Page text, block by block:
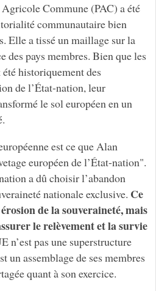
Commune (PAC) a été
communautaire bien
Elle a tissé un maillage sur la
des pays membres. Bien que les
historiquement des
de l’État-nation, leur
le sol européen en un
est ce que Alan
européen de l’État-nation".
a dû choisir l’abandon
nationale exclusive. Ce
de la souveraineté, mais
le relèvement et la survie
n’est pas une superstructure
un assemblage de ses membres
quant à son exercice.